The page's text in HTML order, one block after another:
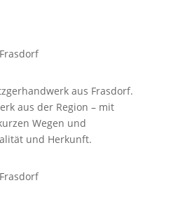
aus Frasdorf.
aus der Region – mit
Wegen und
und Herkunft.